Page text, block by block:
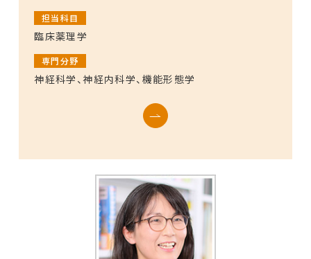
担当科目
臨床薬理学
専門分野
神経科学、神経内科学、機能形態学